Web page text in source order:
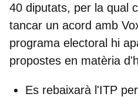
40 diputats, per la qual
tancar un acord amb
programa electoral hi
propostes en matèria
Es rebaixarà l'ITP